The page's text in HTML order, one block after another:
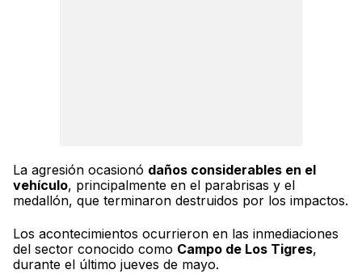
La agresión ocasionó daños considerables en el
vehículo, principalmente en el parabrisas y el
medallón, que terminaron destruidos por los impactos.
Los acontecimientos ocurrieron en las inmediaciones
del sector conocido como Campo de Los Tigres,
durante el último jueves de mayo.